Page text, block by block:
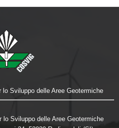
Sviluppo delle Aree Geotermiche
Sviluppo delle Aree Geotermiche